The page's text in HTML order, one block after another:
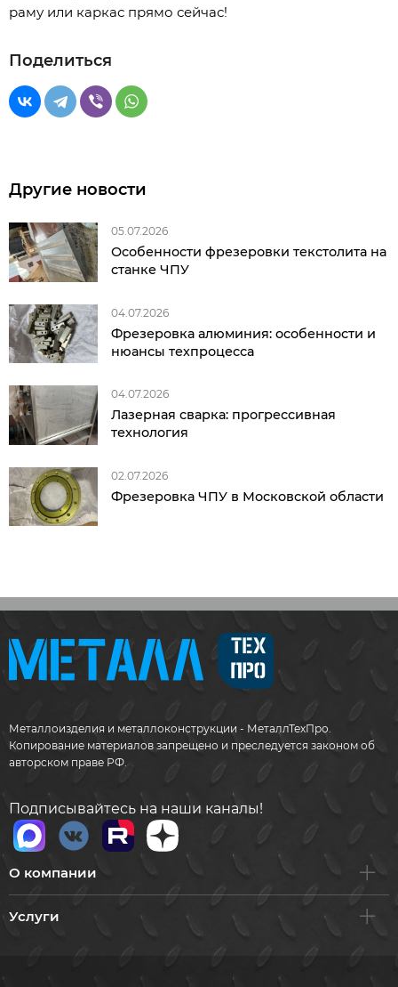
раму или каркас прямо сейчас!
Поделиться
Другие новости
05.07.2026
Особенности фрезеровки текстолита на
станке ЧПУ
04.07.2026
Фрезеровка алюминия: особенности и
нюансы техпроцесса
04.07.2026
Лазерная сварка: прогрессивная
технология
02.07.2026
Фрезеровка ЧПУ в Московской области
Металлоизделия и металлоконструкции - МеталлТехПро.
Копирование материалов запрещено и преследуется законом об
авторском праве РФ.
Подписывайтесь на наши каналы!
О компании
Услуги